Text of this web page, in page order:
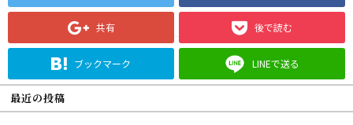
共有 後で読む
ブックマーク LINEで送る
最近の投稿